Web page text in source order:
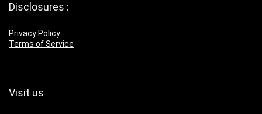
Disclosures :
Privacy Policy
Terms of Service
Visit us